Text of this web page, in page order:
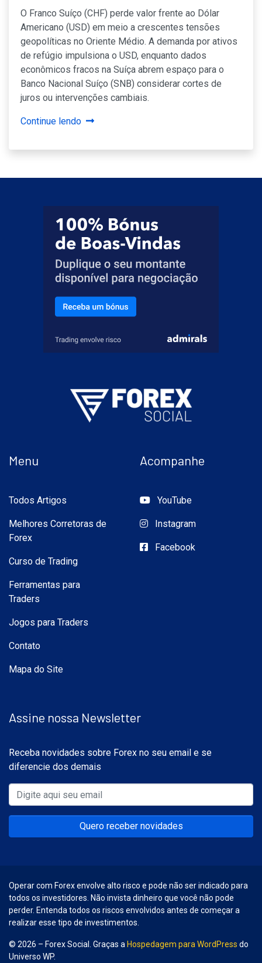
O Franco Suíço (CHF) perde valor frente ao Dólar
Americano (USD) em meio a crescentes tensões
geopolíticas no Oriente Médio. A demanda por ativos
de refúgio impulsiona o USD, enquanto dados
econômicos fracos na Suíça abrem espaço para o
Banco Nacional Suíço (SNB) considerar cortes de
juros ou intervenções cambiais.
Continue lendo
Menu
Todos Artigos
Melhores Corretoras de
Forex
Curso de Trading
Ferramentas para
Traders
Jogos para Traders
Contato
Mapa do Site
Acompanhe
YouTube
Instagram
Facebook
Assine nossa Newsletter
Receba novidades sobre Forex no seu email e se
diferencie dos demais
Quero receber novidades
Operar com Forex envolve alto risco e pode não ser indicado para
todos os investidores. Não invista dinheiro que você não pode
perder. Entenda todos os riscos envolvidos antes de começar a
realizar esse tipo de investimentos.
© 2026 – Forex Social. Graças a Hospedagem para WordPress do
Universo WP.